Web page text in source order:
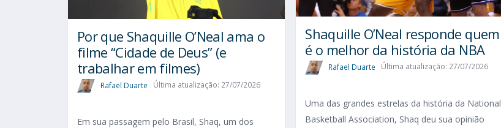
Por que Shaquille O’Neal ama o
filme “Cidade de Deus” (e
trabalhar em filmes)
Rafael Duarte Última atualização: 27/07/2026
Em sua passagem pelo Brasil, Shaq, um dos
Shaquille O’Neal responde quem
é o melhor da história da NBA
Rafael Duarte Última atualização: 27/07/2026
Uma das grandes estrelas da história da National
Basketball Association, Shaq deu sua opinião